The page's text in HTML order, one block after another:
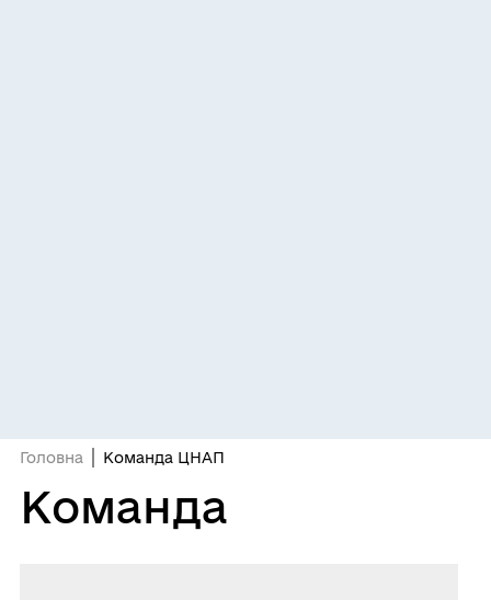
Головна Команда ЦНАП
Команда